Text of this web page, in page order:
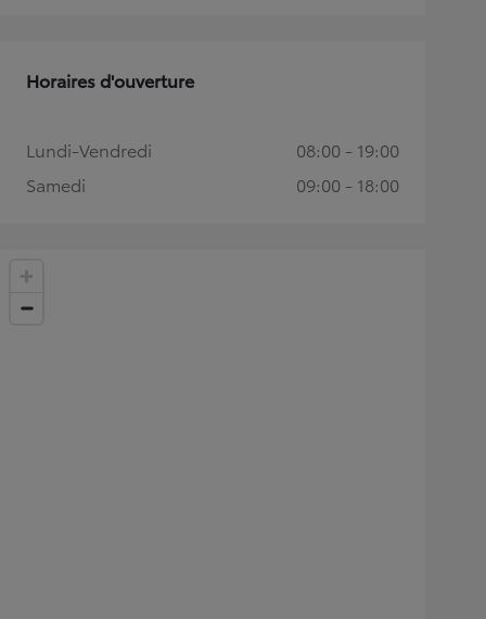
Horaires d'ouverture
Lundi-Vendredi
08:00 - 19:00
Samedi
09:00 - 18:00